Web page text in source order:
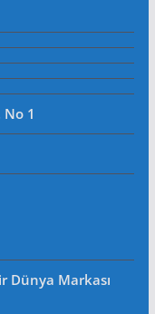
1
Dünya Markası